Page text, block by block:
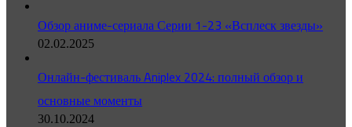
Обзор аниме-сериала Серии 1-23 «Всплеск звезды»
02.02.2025
Онлайн-фестиваль Aniplex 2024: полный обзор и
основные моменты
30.10.2024